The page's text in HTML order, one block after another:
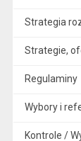
Strategia
Strategie,
Regulaminy
Wybory i
Kontrole /